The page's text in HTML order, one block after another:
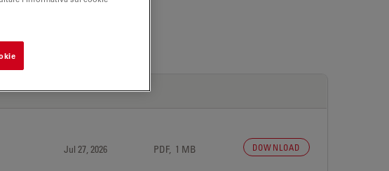
Jul 27, 2026 PDF, 1 MB DOWNLOAD